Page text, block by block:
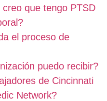
que tengo PTSD
el proceso de
puedo recibir?
de Cincinnati
Network?